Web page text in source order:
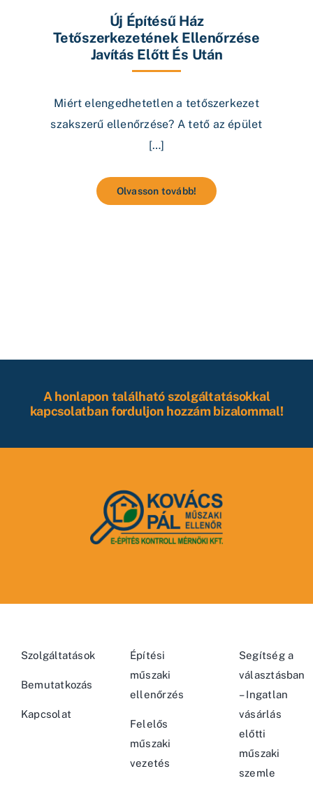
Új Építésű Ház
Tetőszerkezetének Ellenőrzése
Javítás Előtt És Után
Miért elengedhetetlen a tetőszerkezet
szakszerű ellenőrzése? A tető az épület
[…]
Olvasson tovább!
A honlapon található szolgáltatásokkal
kapcsolatban forduljon hozzám bizalommal!
Szolgáltatások
Bemutatkozás
Kapcsolat
Építési
műszaki
ellenőrzés
Felelős
műszaki
vezetés
Segítség a
választásban
– Ingatlan
vásárlás
előtti
műszaki
szemle